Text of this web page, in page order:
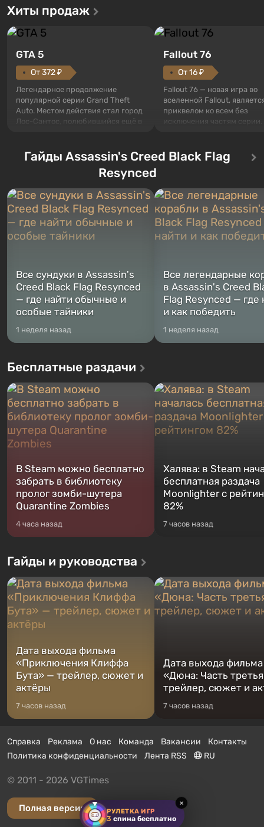
РУЛЕТКА ИГР
3 спина бесплатно
×
Хиты продаж
GTA 5
От 372 ₽
Легендарное продолжение
популярной серии Grand Theft
Auto. Местом действия стал город
Лос-Сантос, полюбившийся ещё в
сразу трех персонажей: Майкла,
Тревора и Франклина, между
Жанр и...
Fallout 76
От 16 ₽
Fallout 76 — новая игра во
вселенной Fallout,
приквелом ко всем без
исключения частям серии.
Оно же, по задумке
Vault-Tec, должно
Место действия Fallout...
Гайды Assassin's Creed Black Flag
Resynced
Все сундуки в Assassin's
Creed Black Flag Resynced
— где найти обычные и
особые тайники
1 неделя назад
Все легендарные
в Assassin's Creed
Flag Resynced — где
и как победить
1 неделя назад
Бесплатные раздачи
В Steam можно бесплатно
забрать в библиотеку
пролог зомби-шутера
Quarantine Zombies
4 часа назад
Халява: в Steam
бесплатная раздача
Moonlighter с
82%
7 часов назад
Гайды и руководства
Дата выхода фильма
«Приключения Клиффа
Бута» — трейлер, сюжет и
актёры
7 часов назад
Дата выхода фильма
«Дюна: Часть
трейлер, сюжет и
7 часов назад
Справка Реклама О нас Команда Вакансии
Контакты
Политика конфиденциальности
Лента RSS RU
© 2011 - 2026 VGTimes
Полная версия